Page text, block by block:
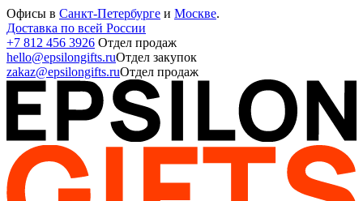
Офисы в Санкт-Петербурге и Москве.
Доставка по всей России
+7 812 456 3926 Отдел продаж
hello@epsilongifts.ruОтдел закупок
zakaz@epsilongifts.ruОтдел продаж